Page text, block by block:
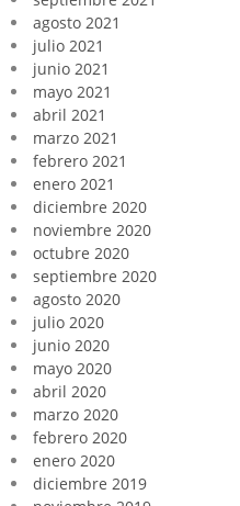
agosto 2021
julio 2021
junio 2021
mayo 2021
abril 2021
marzo 2021
febrero 2021
enero 2021
diciembre 2020
noviembre 2020
octubre 2020
septiembre 2020
agosto 2020
julio 2020
junio 2020
mayo 2020
abril 2020
marzo 2020
febrero 2020
enero 2020
diciembre 2019